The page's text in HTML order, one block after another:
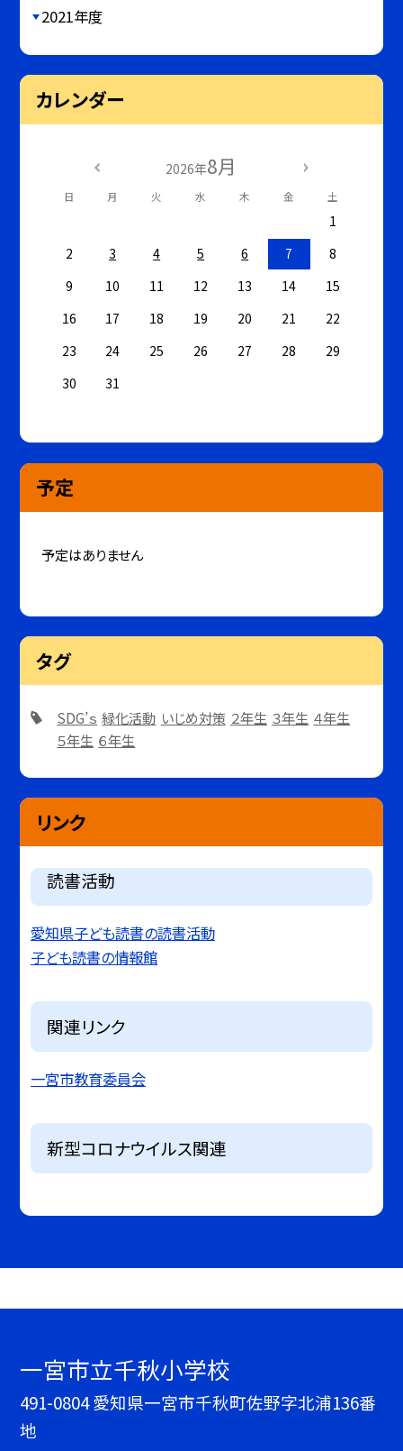
2021年度
カレンダー
2026年8月
日 月 火 水 木 金 土
1
2
3 4 5 6 7
8
9
10 11 12 13 14
15
16
17 18 19 20 21
22
23
24 25 26 27 28
29
30
31
予定
予定はありません
タグ
SDG’ｓ 緑化活動 いじめ対策 ２年生 ３年生 ４年生
５年生 ６年生
リンク
読書活動
愛知県子ども読書の読書活動
子ども読書の情報館
関連リンク
一宮市教育委員会
新型コロナウイルス関連
一宮市立千秋小学校
491-0804 愛知県一宮市千秋町佐野字北浦136番
地